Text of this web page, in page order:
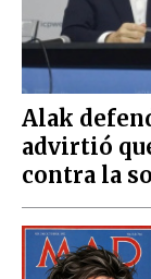
Alak
advirtió
contra la